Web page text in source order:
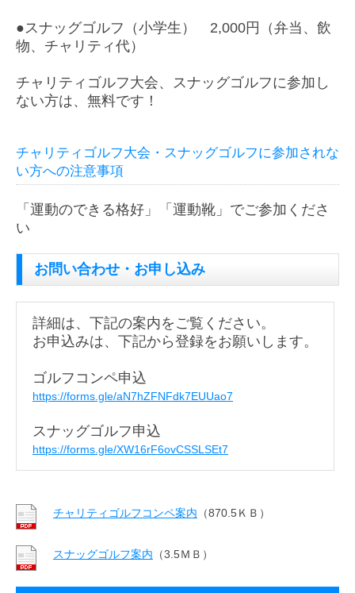
●スナッグゴルフ（小学生） 2,000円（弁当、飲
物、チャリティ代）
チャリティゴルフ大会、スナッグゴルフに参加し
ない方は、無料です！
チャリティゴルフ大会・スナッグゴルフに参加されな
い方への注意事項
「運動のできる格好」「運動靴」でご参加くださ
い
お問い合わせ・お申し込み
詳細は、下記の案内をご覧ください。
お申込みは、下記から登録をお願いします。
ゴルフコンペ申込
https://forms.gle/aN7hZFNFdk7EUUao7
スナッグゴルフ申込
https://forms.gle/XW16rF6ovCSSLSEt7
チャリティゴルフコンペ案内 （870.5ＫＢ）
スナッグゴルフ案内 （3.5ＭＢ）